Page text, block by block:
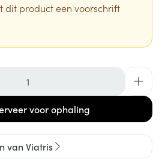
dit product een voorschrift
voor ophaling
van Viatris